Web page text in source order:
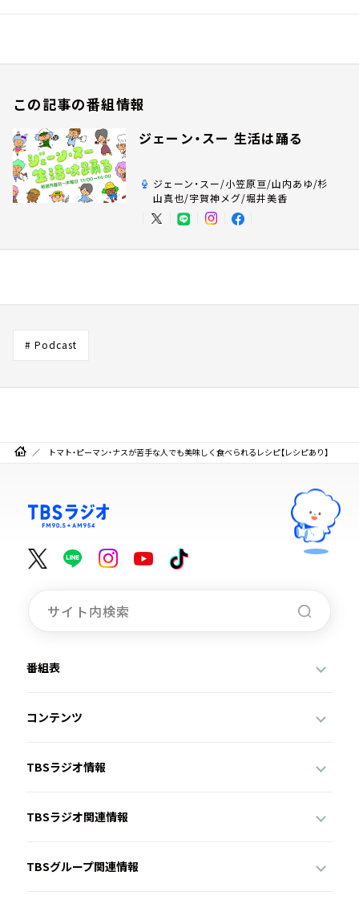
この記事の番組情報
ジェーン・スー 生活は踊る
ジェーン・スー/小笠原亘/山内あゆ/杉
山真也/宇賀神メグ/堀井美香
# Podcast
トマト・ピーマン・ナスが苦手な人でも美味しく食べられるレシピ【レシピあり】
番組表
コンテンツ
TBSラジオ情報
TBSラジオ関連情報
TBSグループ関連情報